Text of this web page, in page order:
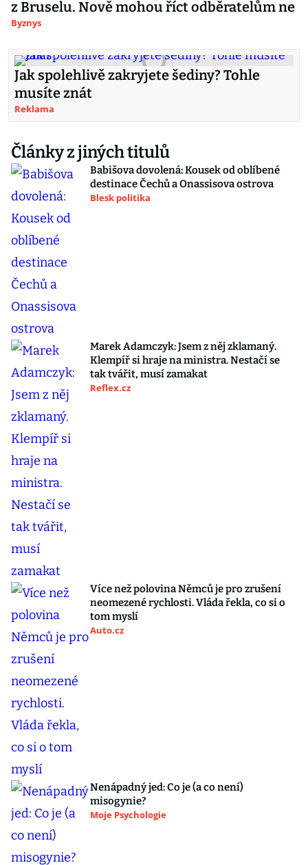
z Bruselu. Nově mohou říct odběratelům ne
Byznys
Jak spolehlivě zakryjete šediny? Tohle
musíte znát
Reklama
Články z jiných titulů
Babišova dovolená: Kousek od oblíbené
destinace Čechů a Onassisova ostrova
Blesk politika
Marek Adamczyk: Jsem z něj zklamaný.
Klempíř si hraje na ministra. Nestačí se
tak tvářit, musí zamakat
Reflex.cz
Více než polovina Němců je pro zrušení
neomezené rychlosti. Vláda řekla, co si o
tom myslí
Auto.cz
Nenápadný jed: Co je (a co není)
misogynie?
Moje Psychologie